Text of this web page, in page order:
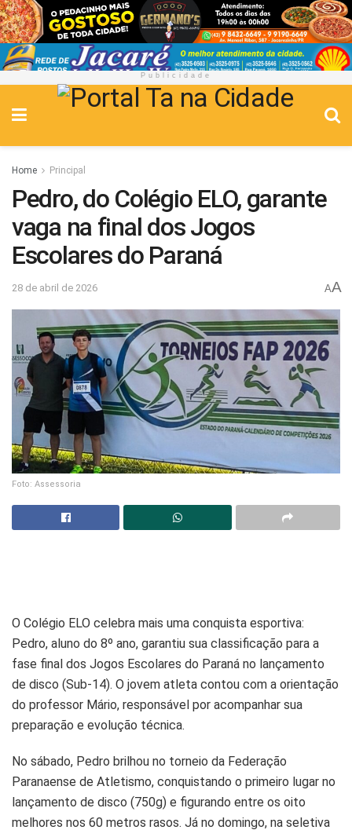
Publicidade
Home Principal
Pedro, do Colégio ELO, garante
vaga na final dos Jogos
Escolares do Paraná
28 de abril de 2026 AA
Foto: Assessoria
O Colégio ELO celebra mais uma conquista esportiva:
Pedro, aluno do 8º ano, garantiu sua classificação para a
fase final dos Jogos Escolares do Paraná no lançamento
de disco (Sub-14). O jovem atleta contou com a orientação
do professor Mário, responsável por acompanhar sua
preparação e evolução técnica.
No sábado, Pedro brilhou no torneio da Federação
Paranaense de Atletismo, conquistando o primeiro lugar no
lançamento de disco (750g) e figurando entre os oito
melhores nos 60 metros rasos. Já no domingo, na seletiva